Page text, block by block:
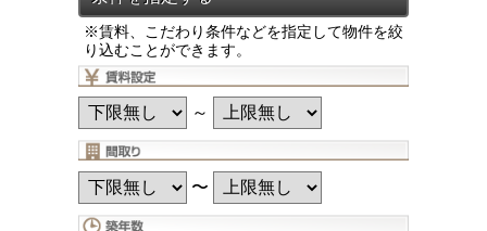
※賃料、こだわり条件などを指定して物件を絞
り込むことができます。
～
〜